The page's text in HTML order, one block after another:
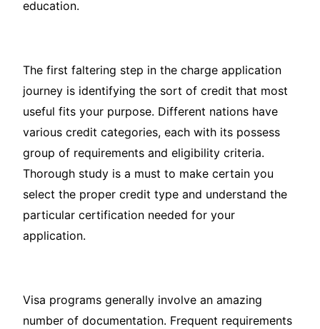
education.
The first faltering step in the charge application
journey is identifying the sort of credit that most
useful fits your purpose. Different nations have
various credit categories, each with its possess
group of requirements and eligibility criteria.
Thorough study is a must to make certain you
select the proper credit type and understand the
particular certification needed for your
application.
Visa programs generally involve an amazing
number of documentation. Frequent requirements